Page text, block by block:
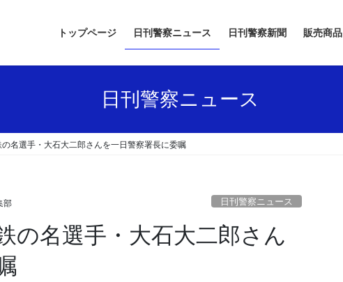
トップページ 日刊警察ニュース 日刊警察新聞 販売商品
日刊警察ニュース
名選手・大石大二郎さんを一日警察署長に委嘱
部 日刊警察ニュース